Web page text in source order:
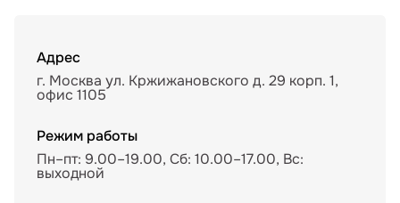
Адрес
г. Москва ул. Кржижановского д. 29 корп. 1,
офис 1105
Режим работы
Пн–пт: 9.00–19.00, Сб: 10.00–17.00, Вс:
выходной